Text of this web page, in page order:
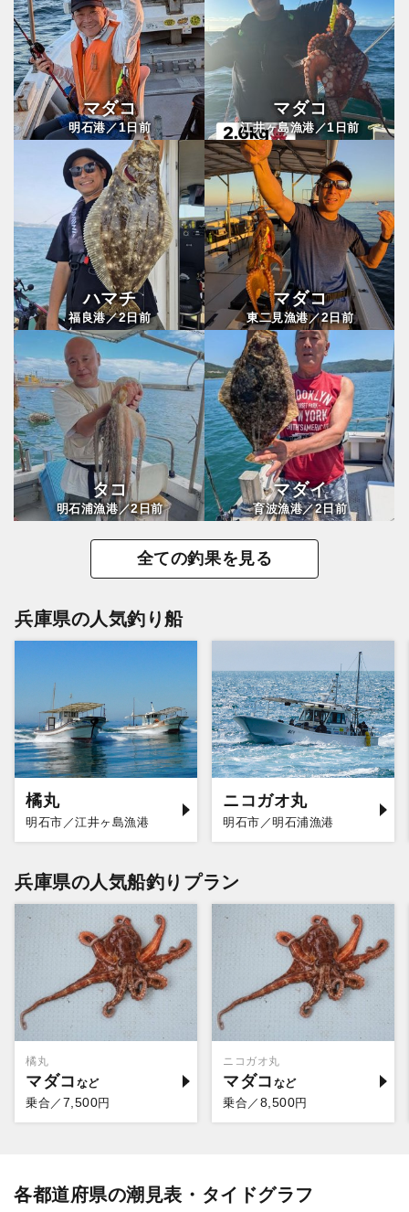
マダコ
明石港／1日前
マダコ
江井ヶ島漁港／1日前
ハマチ
福良港／2日前
マダコ
東二見漁港／2日前
タコ
明石浦漁港／2日前
マダイ
育波漁港／2日前
全ての釣果を見る
兵庫県の人気釣り船
橘丸
明石市／江井ヶ島漁港
ニコガオ丸
明石市／明石浦漁港
兵庫県の人気船釣りプラン
橘丸
マダコ
乗合／ 7,500円
ニコガオ丸
マダコ
乗合／ 8,500円
各都道府県の潮見表・タイドグラフ